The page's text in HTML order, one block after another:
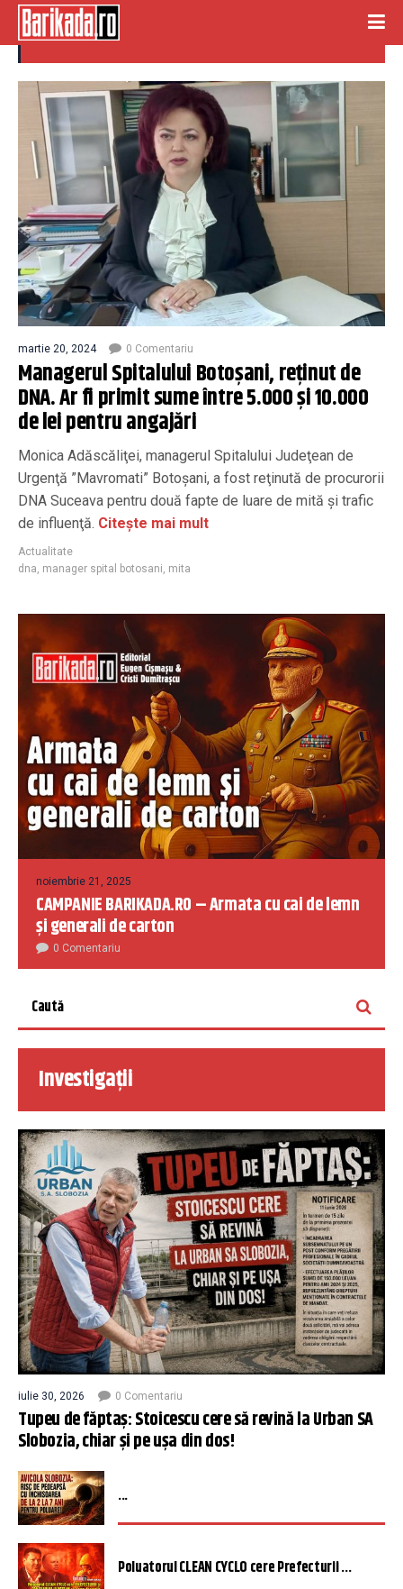
manager spital botosani
martie 20, 2024 0 Comentariu
Managerul Spitalului Botoşani, reţinut de
DNA. Ar fi primit sume între 5.000 şi 10.000
de lei pentru angajări
Monica Adăscăliţei, managerul Spitalului Judeţean de
Urgenţă ”Mavromati” Botoşani, a fost reţinută de procurorii
DNA Suceava pentru două fapte de luare de mită şi trafic
de influenţă. Citește mai mult
Actualitate
dna, manager spital botosani, mita
noiembrie 21, 2025
CAMPANIE BARIKADA.RO – Armata cu cai de lemn
și generali de carton
0 Comentariu
Investigații
iulie 30, 2026 0 Comentariu
Tupeu de făptaș: Stoicescu cere să revină la Urban SA
Slobozia, chiar și pe ușa din dos!
...
Poluatorul CLEAN CYCLO cere Prefecturii ...